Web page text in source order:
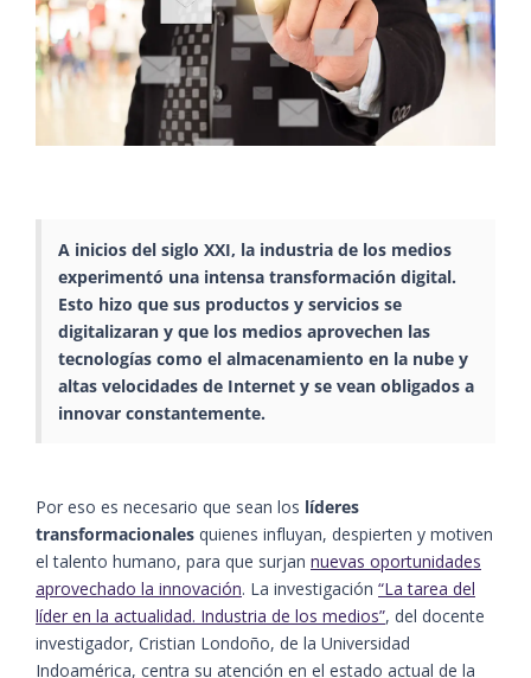
A inicios del siglo XXI, la industria de los medios
experimentó una intensa transformación digital.
Esto hizo que sus productos y servicios se
digitalizaran y que los medios aprovechen las
tecnologías como el almacenamiento en la nube y
altas velocidades de Internet y se vean obligados a
innovar constantemente.
Por eso es necesario que sean los líderes
transformacionales quienes influyan, despierten y motiven
el talento humano, para que surjan nuevas oportunidades
aprovechado la innovación. La investigación “La tarea del
líder en la actualidad. Industria de los medios”, del docente
investigador, Cristian Londoño, de la Universidad
Indoamérica, centra su atención en el estado actual de la